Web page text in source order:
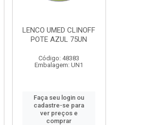
LENCO UMED CLINOFF
POTE AZUL 75UN
Código: 48383
Embalagem: UN1
Faça seu login ou
cadastre-se para
ver preços e
comprar